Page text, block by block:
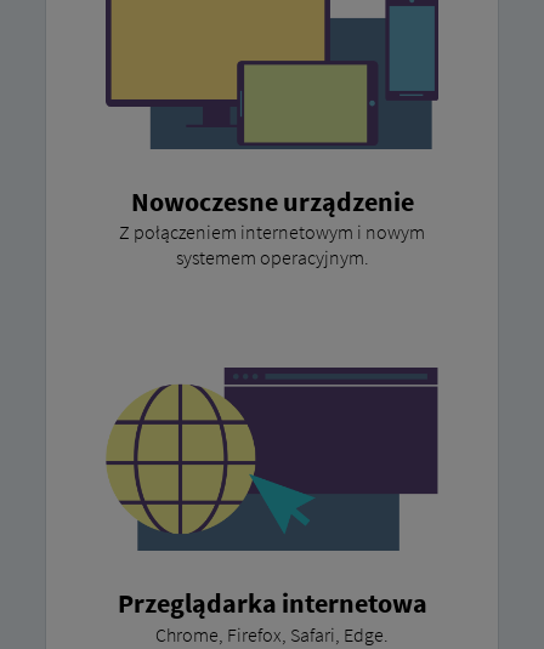
Nowoczesne urządzenie
Z połączeniem internetowym i nowym
systemem operacyjnym.
Przeglądarka internetowa
Chrome, Firefox, Safari, Edge.